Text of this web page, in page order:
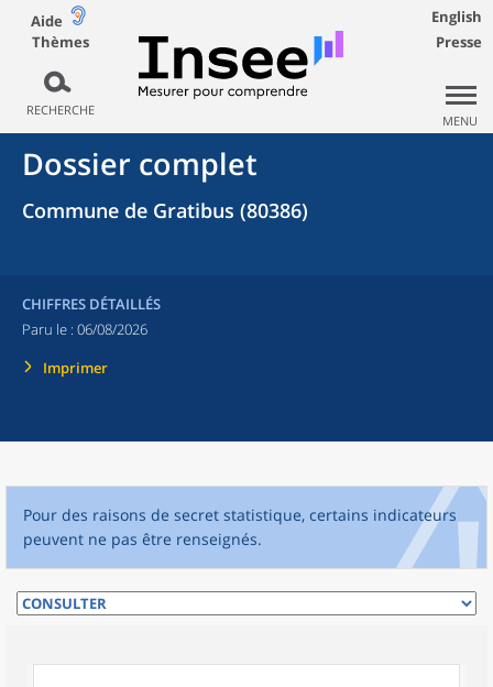
Aide
Thèmes
RECHERCHE
English
Presse
MENU
Dossier complet
Commune de Gratibus (80386)
CHIFFRES DÉTAILLÉS
Paru le : 06/08/2026
Imprimer
Pour des raisons de secret statistique, certains indicateurs
peuvent ne pas être renseignés.